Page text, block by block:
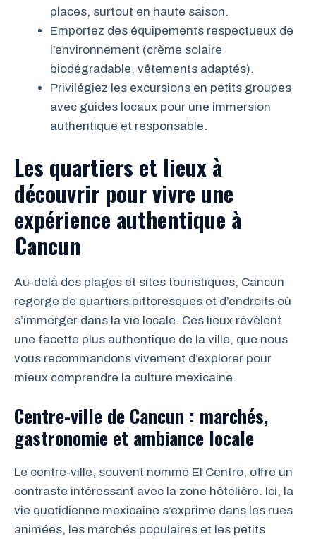
places, surtout en haute saison.
Emportez des équipements respectueux de
l’environnement (crème solaire
biodégradable, vêtements adaptés).
Privilégiez les excursions en petits groupes
avec guides locaux pour une immersion
authentique et responsable.
Les quartiers et lieux à
découvrir pour vivre une
expérience authentique à
Cancun
Au-delà des plages et sites touristiques, Cancun
regorge de quartiers pittoresques et d’endroits où
s’immerger dans la vie locale. Ces lieux révèlent
une facette plus authentique de la ville, que nous
vous recommandons vivement d’explorer pour
mieux comprendre la culture mexicaine.
Centre-ville de Cancun : marchés,
gastronomie et ambiance locale
Le centre-ville, souvent nommé El Centro, offre un
contraste intéressant avec la zone hôtelière. Ici, la
vie quotidienne mexicaine s’exprime dans les rues
animées, les marchés populaires et les petits